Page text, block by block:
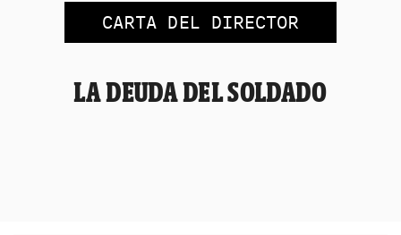
CARTA DEL DIRECTOR
LA DEUDA DEL SOLDADO